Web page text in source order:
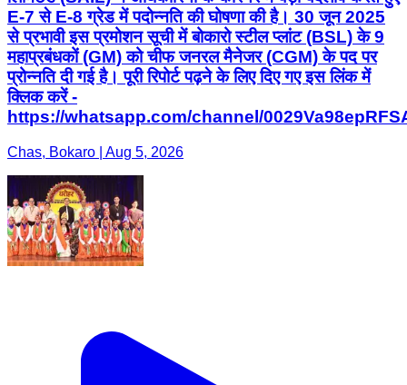
https://whatsapp.com/channel/
Chas, Bokaro | Aug 5, 2026